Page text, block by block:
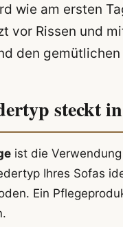
wie am ersten
vor Rissen und
den gemütlichen
steckt
ist die
Ihres Sofas
Ein